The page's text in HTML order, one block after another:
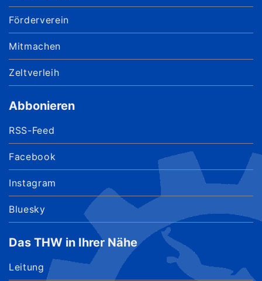
Förderverein
Mitmachen
Zeltverleih
Abbonieren
RSS-Feed
Facebook
Instagram
Bluesky
Das THW in Ihrer Nähe
Leitung